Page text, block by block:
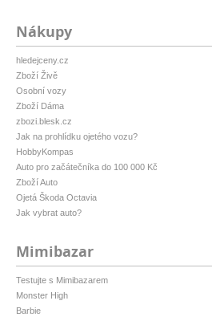
Nákupy
hledejceny.cz
Zboží Živě
Osobní vozy
Zboží Dáma
zbozi.blesk.cz
Jak na prohlídku ojetého vozu?
HobbyKompas
Auto pro začátečníka do 100 000 Kč
Zboží Auto
Ojetá Škoda Octavia
Jak vybrat auto?
Mimibazar
Testujte s Mimibazarem
Monster High
Barbie